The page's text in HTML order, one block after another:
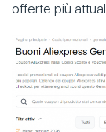
offerte più